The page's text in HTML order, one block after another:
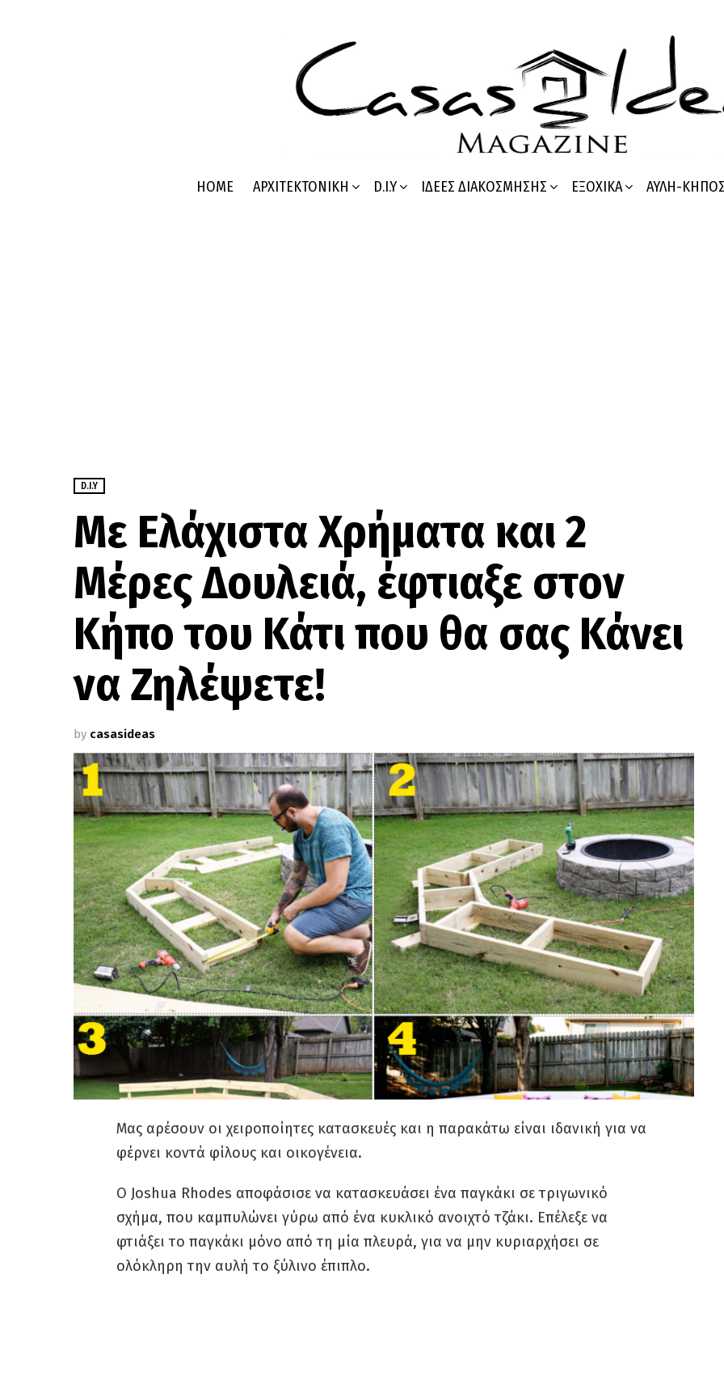
HOME ΑΡΧΙΤΕΚΤΟΝΙΚΉ D.I.Y ΙΔΈΕΣ ΔΙΑΚΌΣΜΗΣΗΣ ΕΞΟΧΙΚΆ ΑΥΛΉ-
D.I.Y
Με Ελάχιστα Χρήματα και 2
Μέρες Δουλειά, έφτιαξε στον
Κήπο του Κάτι που θα σας Κάνει
να Ζηλέψετε!
by casasideas
Μας αρέσουν οι χειροποίητες κατασκευές και η παρακάτω είναι ιδανική για να
φέρνει κοντά φίλους και οικογένεια.
Ο Joshua Rhodes αποφάσισε να κατασκευάσει ένα παγκάκι σε τριγωνικό
σχήμα, που καμπυλώνει γύρω από ένα κυκλικό ανοιχτό τζάκι. Επέλεξε να
φτιάξει το παγκάκι μόνο από τη μία πλευρά, για να μην κυριαρχήσει σε
ολόκληρη την αυλή το ξύλινο έπιπλο.